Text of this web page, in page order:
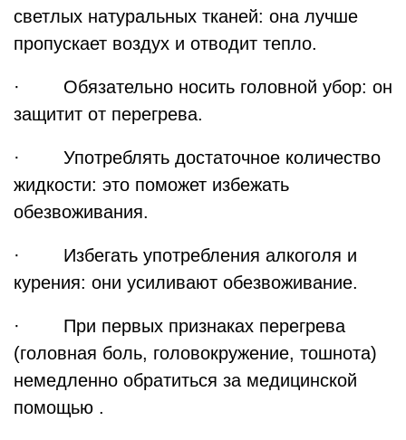
светлых натуральных тканей: она лучше
пропускает воздух и отводит тепло.
· Обязательно носить головной убор: он
защитит от перегрева.
· Употреблять достаточное количество
жидкости: это поможет избежать
обезвоживания.
· Избегать употребления алкоголя и
курения: они усиливают обезвоживание.
· При первых признаках перегрева
(головная боль, головокружение, тошнота)
немедленно обратиться за медицинской
помощью .